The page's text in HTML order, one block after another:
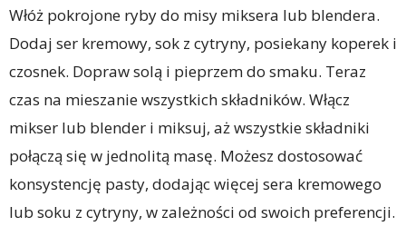
Włóż pokrojone ryby do misy miksera lub blendera.
Dodaj ser kremowy, sok z cytryny, posiekany koperek i
czosnek. Dopraw solą i pieprzem do smaku. Teraz
czas na mieszanie wszystkich składników. Włącz
mikser lub blender i miksuj, aż wszystkie składniki
połączą się w jednolitą masę. Możesz dostosować
konsystencję pasty, dodając więcej sera kremowego
lub soku z cytryny, w zależności od swoich preferencji.